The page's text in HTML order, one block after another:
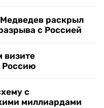
раскрыл
с Россией
визите
Россию
с
миллиардами